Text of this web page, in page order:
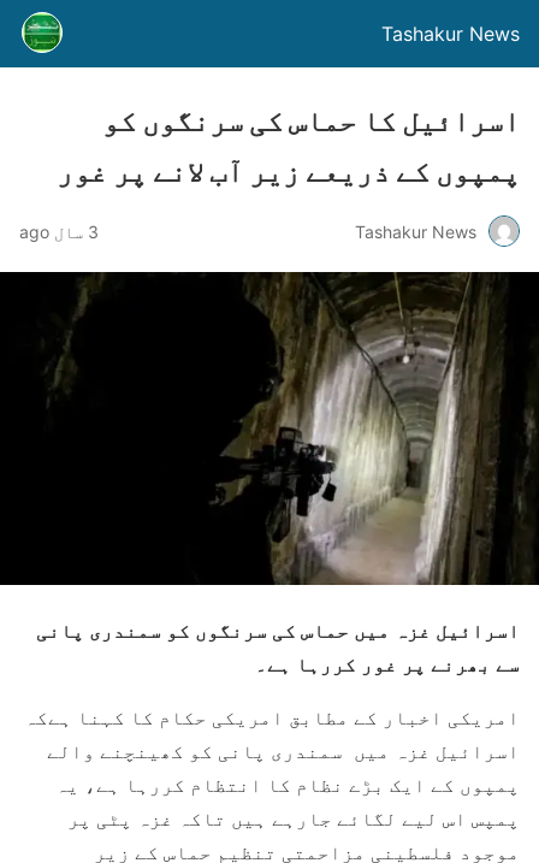
Tashakur News
اسرائیل کا حماس کی سرنگوں کو
پمپوں کے ذریعے زیر آب لانے پر غور
Tashakur News 3 سال ago
اسرائیل غزہ میں حماس کی سرنگوں کو سمندری پانی
سے بھرنے پر غور کررہا ہے۔
امریکی اخبار کے مطابق امریکی حکام کا کہنا ہےکہ
اسرائیل غزہ میں سمندری پانی کو کھینچنے والے
پمپوں کے ایک بڑے نظام کا انتظام کررہا ہے، یہ
پمپس اس لیے لگائے جارہے ہیں تاکہ غزہ پٹی پر
موجود فلسطینی مزاحمتی تنظیم حماس کے زیر